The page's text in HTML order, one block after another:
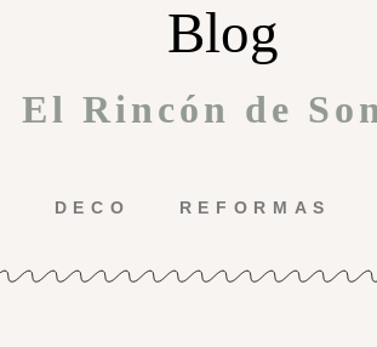
Blog
El Rincón de
DECO REFORMAS